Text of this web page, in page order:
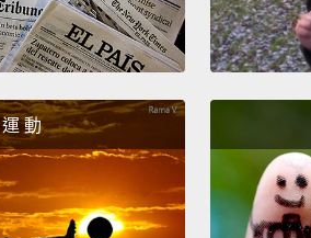
spend their whole lives
make my mom see a doctor.
不會去看醫生的人。這群人他*的死
都有這種執念。我媽也是這種怎麼
嚴重－－
運 動